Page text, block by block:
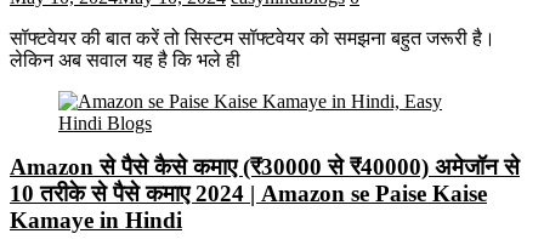
सॉफ्टवेयर की बात करें तो सिस्टम सॉफ्टवेयर को समझना बहुत जरूरी है।
लेकिन अब सवाल यह है कि भले ही
Amazon से पैसे कैसे कमाए (₹30000 से ₹40000) अमेजॉन से
10 तरीके से पैसे कमाए 2024 | Amazon se Paise Kaise
Kamaye in Hindi